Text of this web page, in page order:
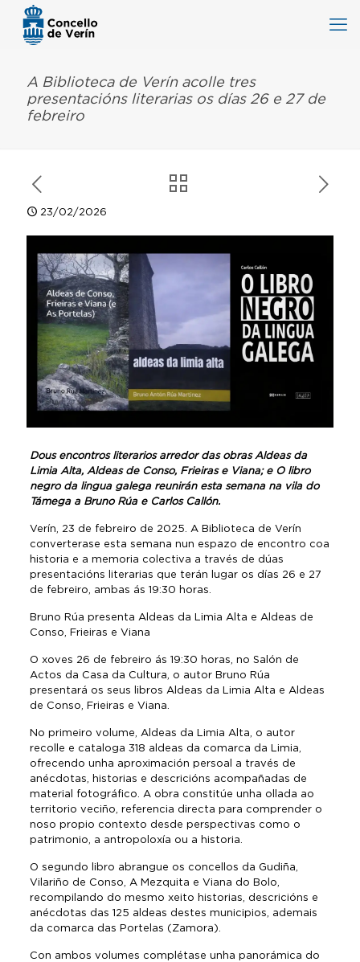
A Biblioteca de Verín acolle tres
presentacións literarias os días 26 e 27 de
febreiro
23/02/2026
Dous encontros literarios arredor das obras Aldeas da
Limia Alta, Aldeas de Conso, Frieiras e Viana; e O libro
negro da lingua galega reunirán esta semana na vila do
Támega a Bruno Rúa e Carlos Callón.
Verín, 23 de febreiro de 2025. A Biblioteca de Verín
converterase esta semana nun espazo de encontro coa
historia e a memoria colectiva a través de dúas
presentacións literarias que terán lugar os días 26 e 27
de febreiro, ambas ás 19:30 horas.
Bruno Rúa presenta Aldeas da Limia Alta e Aldeas de
Conso, Frieiras e Viana
O xoves 26 de febreiro ás 19:30 horas, no Salón de
Actos da Casa da Cultura, o autor Bruno Rúa
presentará os seus libros Aldeas da Limia Alta e Aldeas
de Conso, Frieiras e Viana.
No primeiro volume, Aldeas da Limia Alta, o autor
recolle e cataloga 318 aldeas da comarca da Limia,
ofrecendo unha aproximación persoal a través de
anécdotas, historias e descricións acompañadas de
material fotográfico. A obra constitúe unha ollada ao
territorio veciño, referencia directa para comprender o
noso propio contexto desde perspectivas como o
patrimonio, a antropoloxía ou a historia.
O segundo libro abrangue os concellos da Gudiña,
Vilariño de Conso, A Mezquita e Viana do Bolo,
recompilando do mesmo xeito historias, descricións e
anécdotas das 125 aldeas destes municipios, ademais
da comarca das Portelas (Zamora).
Con ambos volumes complétase unha panorámica do